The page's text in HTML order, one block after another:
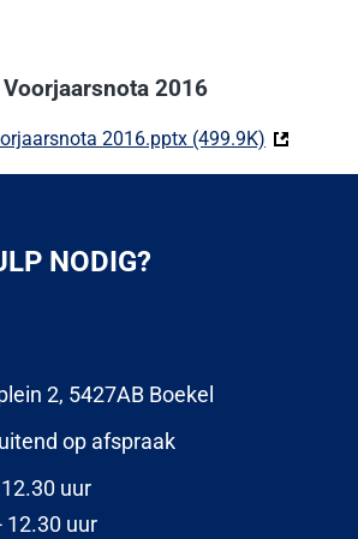
2016
2016.pptx (499.9K) (Deze
NODIG?
2, 5427AB Boekel
op afspraak
uur
12.30 uur